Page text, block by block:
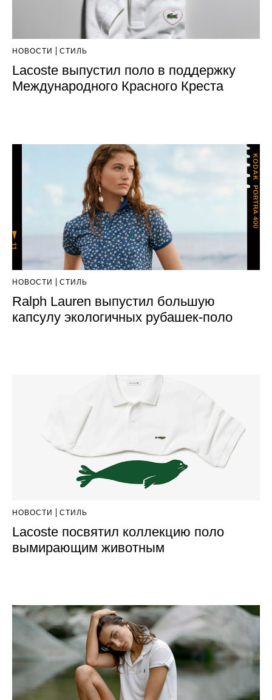
НОВОСТИ СТИЛЬ
Lacoste выпустил поло в поддержку
Международного Красного Креста
НОВОСТИ СТИЛЬ
Ralph Lauren выпустил большую
капсулу экологичных рубашек-поло
НОВОСТИ СТИЛЬ
Lacoste посвятил коллекцию поло
вымирающим животным